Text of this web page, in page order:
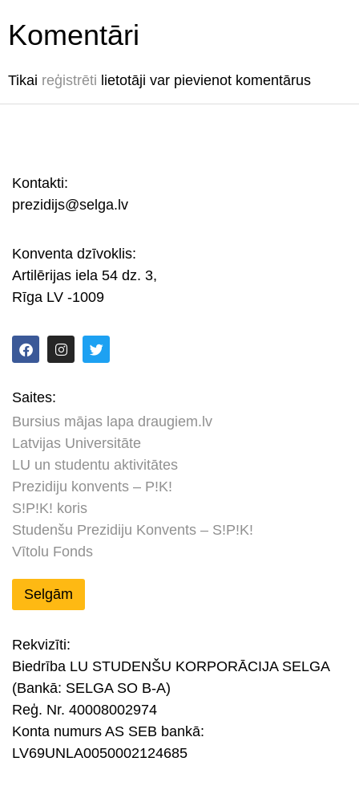
Komentāri
Tikai reģistrēti lietotāji var pievienot komentārus
Kontakti:
prezidijs@selga.lv
Konventa dzīvoklis:
Artilērijas iela 54 dz. 3,
Rīga LV -1009
Saites:
Bursius mājas lapa draugiem.lv
Latvijas Universitāte
LU un studentu aktivitātes
Prezidiju konvents – P!K!
S!P!K! koris
Studenšu Prezidiju Konvents – S!P!K!
Vītolu Fonds
Selgām
Rekvizīti:
Biedrība LU STUDENŠU KORPORĀCIJA SELGA
(Bankā: SELGA SO B-A)
Reģ. Nr. 40008002974
Konta numurs AS SEB bankā:
LV69UNLA0050002124685